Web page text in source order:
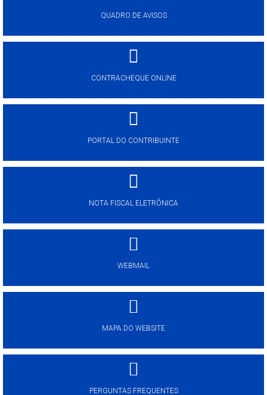
QUADRO DE AVISOS
CONTRACHEQUE ONLINE
PORTAL DO CONTRIBUINTE
NOTA FISCAL ELETRÔNICA
WEBMAIL
MAPA DO WEBSITE
PERGUNTAS FREQUENTES